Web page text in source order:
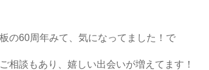
の60周年みて、気になってました！で
相談もあり、嬉しい出会いが増えてます！